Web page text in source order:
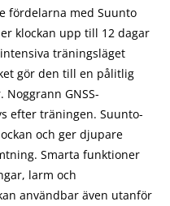
fördelarna med Suunto
klockan upp till 12 dagar
träningsläget
gör den till en pålitlig
GNSS-
efter träningen. Suunto-
och ger djupare
Smarta funktioner
larm och
användbar även utanför